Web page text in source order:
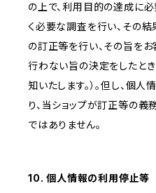
の上で、利用目的の達成に
く必要な調査を行い、その
の訂正等を行い、その旨を
行わない旨の決定をしたと
知いたします。）。但し、個
り、当ショップが訂正等の義
ではありません。
10. 個人情報の利用停止等